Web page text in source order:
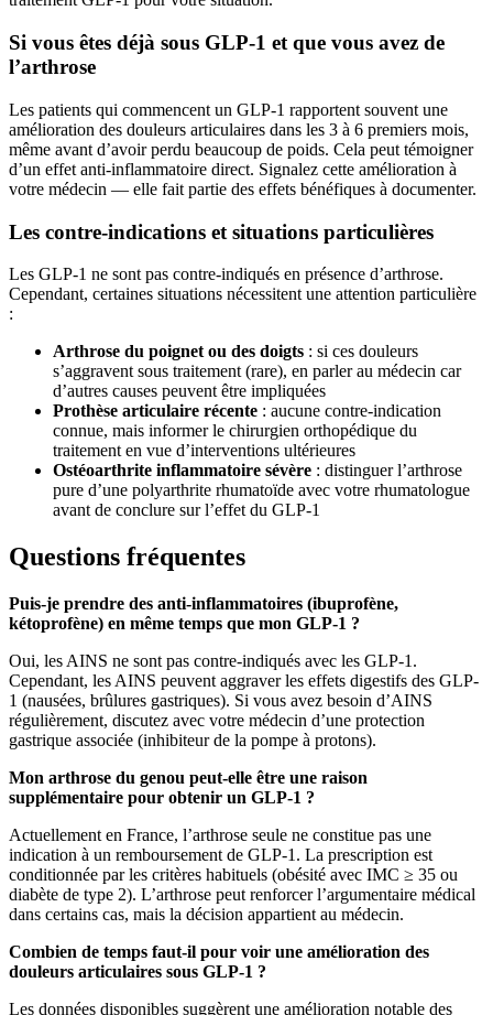
Si vous êtes déjà sous GLP-1 et que vous avez de
l’arthrose
Les patients qui commencent un GLP-1 rapportent souvent une
amélioration des douleurs articulaires dans les 3 à 6 premiers mois,
même avant d’avoir perdu beaucoup de poids. Cela peut témoigner
d’un effet anti-inflammatoire direct. Signalez cette amélioration à
votre médecin — elle fait partie des effets bénéfiques à documenter.
Les contre-indications et situations particulières
Les GLP-1 ne sont pas contre-indiqués en présence d’arthrose.
Cependant, certaines situations nécessitent une attention particulière
:
Arthrose du poignet ou des doigts : si ces douleurs
s’aggravent sous traitement (rare), en parler au médecin car
d’autres causes peuvent être impliquées
Prothèse articulaire récente : aucune contre-indication
connue, mais informer le chirurgien orthopédique du
traitement en vue d’interventions ultérieures
Ostéoarthrite inflammatoire sévère : distinguer l’arthrose
pure d’une polyarthrite rhumatoïde avec votre rhumatologue
avant de conclure sur l’effet du GLP-1
Questions fréquentes
Puis-je prendre des anti-inflammatoires (ibuprofène,
kétoprofène) en même temps que mon GLP-1 ?
Oui, les AINS ne sont pas contre-indiqués avec les GLP-1.
Cependant, les AINS peuvent aggraver les effets digestifs des GLP-
1 (nausées, brûlures gastriques). Si vous avez besoin d’AINS
régulièrement, discutez avec votre médecin d’une protection
gastrique associée (inhibiteur de la pompe à protons).
Mon arthrose du genou peut-elle être une raison
supplémentaire pour obtenir un GLP-1 ?
Actuellement en France, l’arthrose seule ne constitue pas une
indication à un remboursement de GLP-1. La prescription est
conditionnée par les critères habituels (obésité avec IMC ≥ 35 ou
diabète de type 2). L’arthrose peut renforcer l’argumentaire médical
dans certains cas, mais la décision appartient au médecin.
Combien de temps faut-il pour voir une amélioration des
douleurs articulaires sous GLP-1 ?
Les données disponibles suggèrent une amélioration notable des